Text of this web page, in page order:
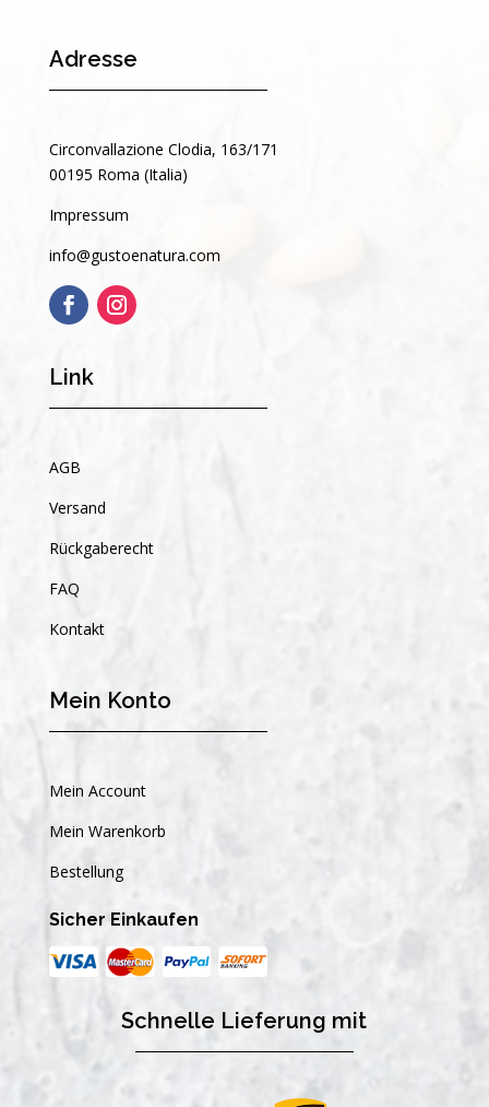
Adresse
Circonvallazione Clodia, 163/171
00195 Roma (Italia)
Impressum
info@gustoenatura.com
Link
AGB
Versand
Rückgaberecht
FAQ
Kontakt
Mein Konto
Mein Account
Mein Warenkorb
Bestellung
Sicher Einkaufen
Schnelle Lieferung mit